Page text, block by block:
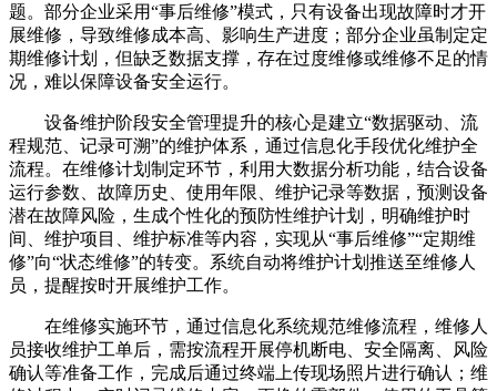
题。部分企业采用“事后维修”模式，只有设备出现故障时才开
展维修，导致维修成本高、影响生产进度；部分企业虽制定定
期维修计划，但缺乏数据支撑，存在过度维修或维修不足的情
况，难以保障设备安全运行。
设备维护阶段安全管理提升的核心是建立“数据驱动、流
程规范、记录可溯”的维护体系，通过信息化手段优化维护全
流程。在维修计划制定环节，利用大数据分析功能，结合设备
运行参数、故障历史、使用年限、维护记录等数据，预测设备
潜在故障风险，生成个性化的预防性维护计划，明确维护时
间、维护项目、维护标准等内容，实现从“事后维修”“定期维
修”向“状态维修”的转变。系统自动将维护计划推送至维修人
员，提醒按时开展维护工作。
在维修实施环节，通过信息化系统规范维修流程，维修人
员接收维护工单后，需按流程开展停机断电、安全隔离、风险
确认等准备工作，完成后通过终端上传现场照片进行确认；维